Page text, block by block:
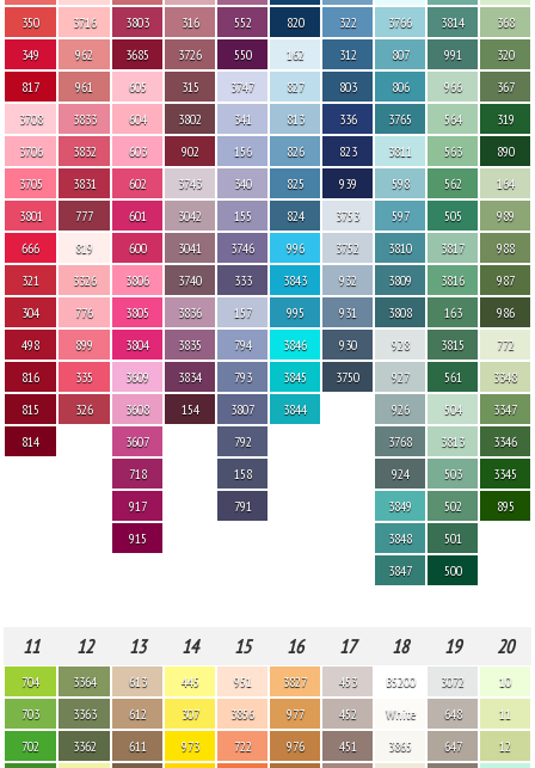
350
349
817
3708
3706
3705
3801
666
321
304
498
816
815
814
3716
962
961
3833
3832
3831
777
819
3326
776
899
335
326
3803
3685
605
604
603
602
601
600
3806
3805
3804
3609
3608
3607
718
917
915
316
3726
315
3802
902
3743
3042
3041
3740
3836
3835
3834
154
552
550
3747
341
156
340
155
3746
333
157
794
793
3807
792
158
791
820
162
827
813
826
825
824
996
3843
995
3846
3845
3844
322
312
803
336
823
939
3753
3752
932
931
930
3750
3766
807
806
3765
3811
598
597
3810
3809
3808
928
927
926
3768
924
3849
3848
3847
3814
991
966
564
563
562
505
3817
3816
163
3815
561
504
3813
503
502
501
500
368
320
367
319
890
164
989
988
987
986
772
3348
3347
3346
3345
895
11 12 13 14 15 16 17 18 19 20
704
703
702
3364
3363
3362
613
612
611
445
307
973
951
3856
722
3827
977
976
453
452
451
B5200
White
3865
3072
648
647
10
11
12